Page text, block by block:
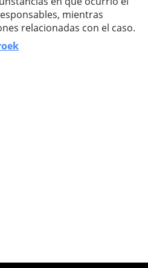
mientras
relacionadas con el caso.